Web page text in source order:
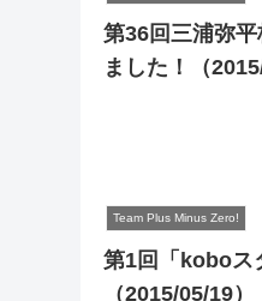
第36回三浦弥
ました！（
Team Plus Minus Zero!
第1回「koboス
（2015/05/19）